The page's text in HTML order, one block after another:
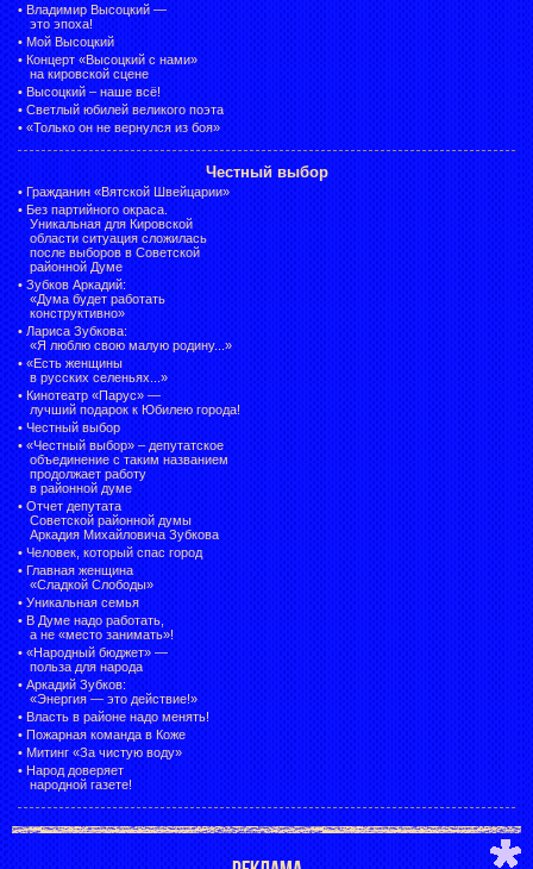
• Владимир Высоцкий —
это эпоха!
• Мой Высоцкий
• Концерт «Высоцкий с нами»
на кировской сцене
• Высоцкий – наше всё!
• Светлый юбилей великого поэта
• «Только он не вернулся из боя»
Честный выбор
• Гражданин «Вятской Швейцарии»
• Без партийного окраса.
Уникальная для Кировской
области ситуация сложилась
после выборов в Советской
районной Думе
• Зубков Аркадий:
«Дума будет работать
конструктивно»
• Лариса Зубкова:
«Я люблю свою малую родину...»
• «Есть женщины
в русских селеньях...»
• Кинотеатр «Парус» —
лучший подарок к Юбилею города!
• Честный выбор
• «Честный выбор» – депутатское
объединение с таким названием
продолжает работу
в районной думе
• Отчет депутата
Советской районной думы
Аркадия Михайловича Зубкова
• Человек, который спас город
• Главная женщина
«Сладкой Слободы»
• Уникальная семья
• В Думе надо работать,
а не «место занимать»!
• «Народный бюджет» —
польза для народа
• Аркадий Зубков:
«Энергия — это действие!»
• Власть в районе надо менять!
• Пожарная команда в Коже
• Митинг «За чистую воду»
• Народ доверяет
народной газете!